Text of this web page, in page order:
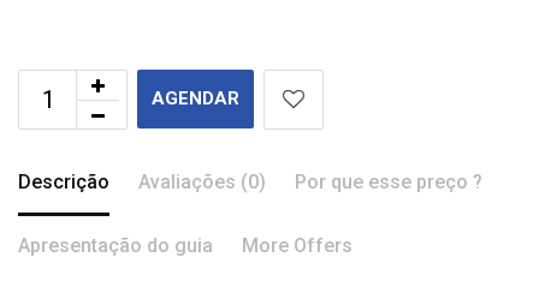
AGENDAR
Descrição Avaliações (0) Por que esse preço ?
Apresentação do guia More Offers